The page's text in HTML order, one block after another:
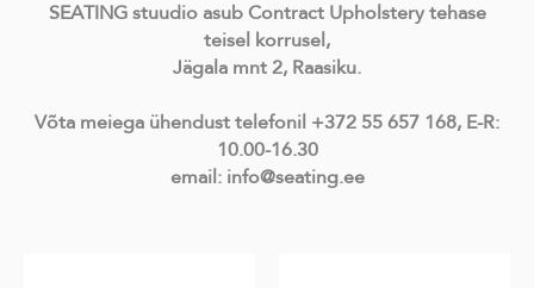
SEATING stuudio asub Contract Upholstery tehase
teisel korrusel,
Jägala mnt 2, Raasiku.
Võta meiega ühendust telefonil +372 55 657 168, E-R:
10.00-16.30
email: info@seating.ee